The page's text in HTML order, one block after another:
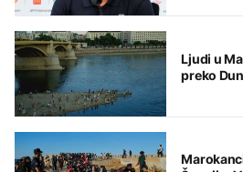
Ljudi u
preko